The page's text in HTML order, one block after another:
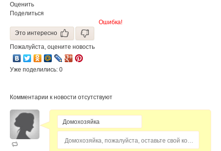
Оценить
Поделиться
Ошибка!
Это интересно
Пожалуйста, оцените новость
Уже поделились: 0
Комментарии к новости отсутствуют
Домохозяйка, пожалуйста, оставьте свой комментарий...